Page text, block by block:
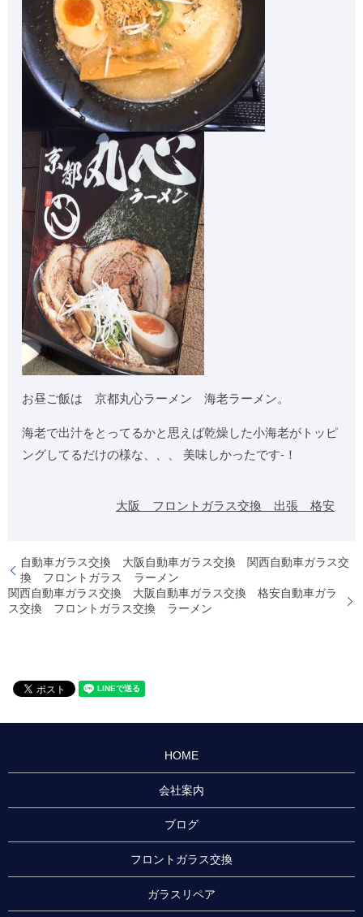
お昼ご飯は 京都丸心ラーメン 海老ラーメン。
海老で出汁をとってるかと思えば乾燥した小海老がトッピ
ングしてるだけの様な、、、 美味しかったです-！
大阪 フロントガラス交換 出張 格安
自動車ガラス交換 大阪自動車ガラス交換 関西自動車ガラス交
換 フロントガラス ラーメン
関西自動車ガラス交換 大阪自動車ガラス交換 格安自動車ガラ
ス交換 フロントガラス交換 ラーメン
HOME
会社案内
ブログ
フロントガラス交換
ガラスリペア